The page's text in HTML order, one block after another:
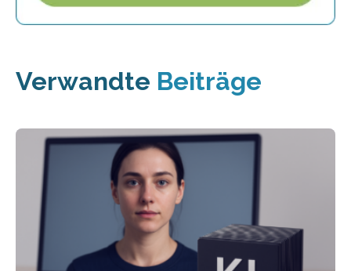
Verwandte Beiträge